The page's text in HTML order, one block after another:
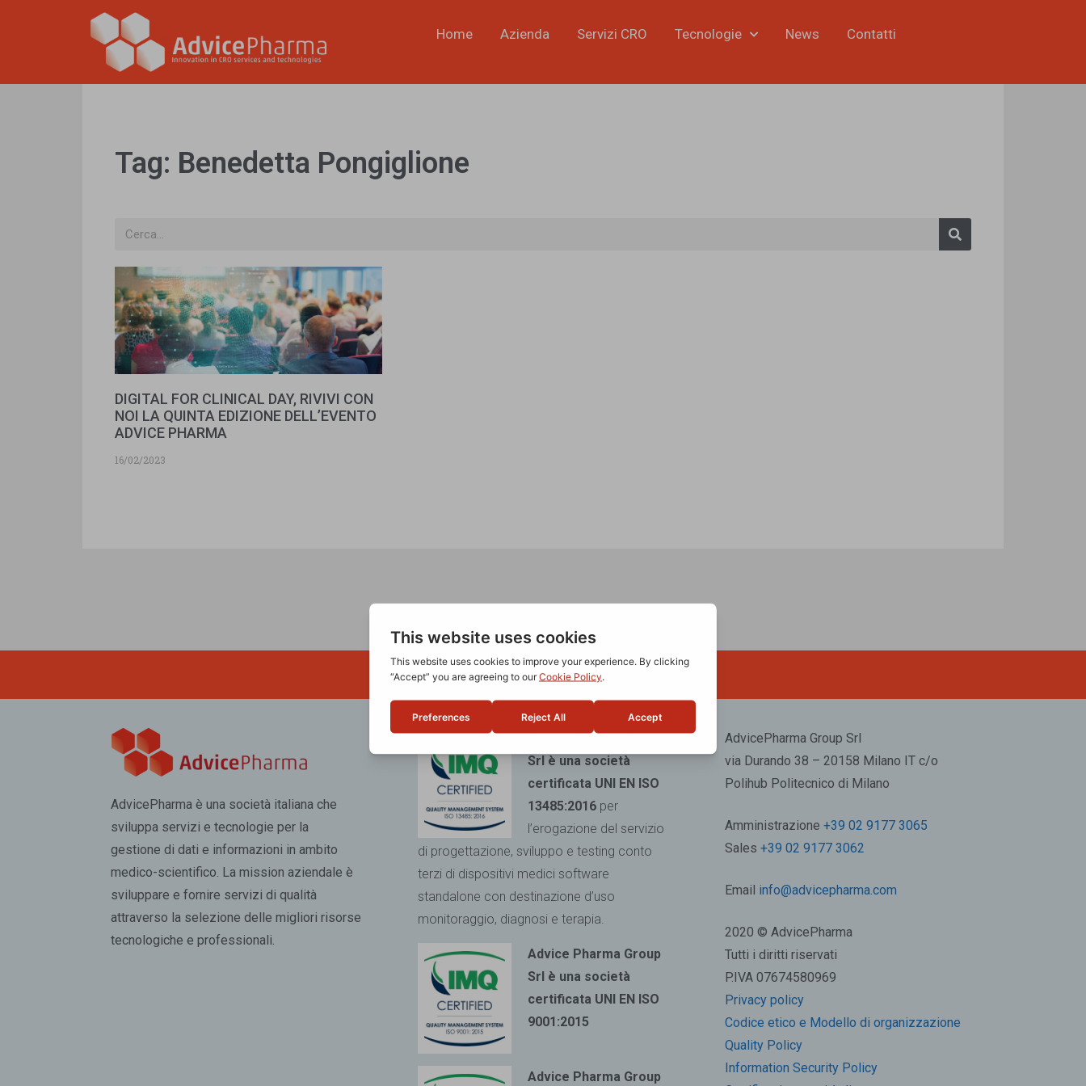
Home Azienda Servizi CRO Tecnologie News Contatti
Tag: Benedetta Pongiglione
DIGITAL FOR CLINICAL DAY, RIVIVI CON
NOI LA QUINTA EDIZIONE DELL’EVENTO
ADVICE PHARMA
16/02/2023
AdvicePharma è una società italiana che
sviluppa servizi e tecnologie per la
gestione di dati e informazioni in ambito
medico-scientifico. La mission aziendale è
sviluppare e fornire servizi di qualità
attraverso la selezione delle migliori risorse
tecnologiche e professionali.
Advice Pharma Group
Srl è una società
certificata UNI EN ISO
13485:2016per
l’erogazione del servizio
di progettazione, sviluppo e testing conto
terzi di dispositivi medici software
standalone con destinazione d’uso
monitoraggio, diagnosi e terapia.
Advice Pharma Group
Srl è una società
certificata UNI EN ISO
9001:2015
Advice Pharma Group
AdvicePharma Group Srl
via Durando 38 – 20158 Milano IT c/o
Polihub Politecnico di Milano
Amministrazione +39 02 9177 3065
Sales +39 02 9177 3062
Email info@advicepharma.com
2020 © AdvicePharma
Tutti i diritti riservati
P.IVA 07674580969
Privacy policy
Codice etico e Modello di organizzazione
Quality Policy
Information Security Policy